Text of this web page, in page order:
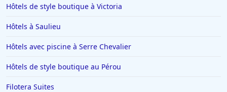
Hôtels de style boutique à Victoria
Hôtels à Saulieu
Hôtels avec piscine à Serre Chevalier
Hôtels de style boutique au Pérou
Filotera Suites